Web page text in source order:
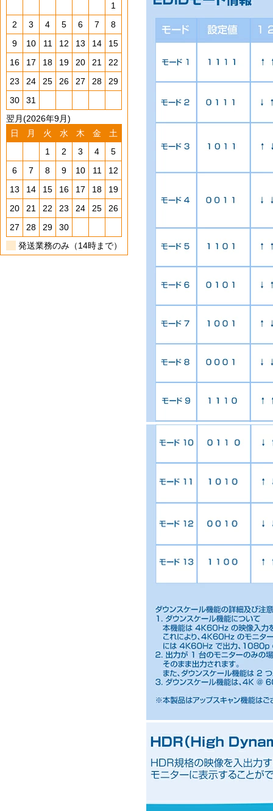
1
2
3 4 5 6 7
8
9
10 11 12 13 14
15
16
17 18 19 20 21
22
23
24 25 26 27 28
29
30
31
翌月(2026年9月)
日
月 火 水 木 金
土
1
2 3 4
5
6
7 8 9 10 11
12
13
14 15 16 17 18
19
20
21 22 23 24 25
26
27
28 29
30
発送業務のみ（14時まで）